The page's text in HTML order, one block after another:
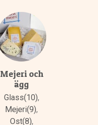
Mejeri och
ägg
Glass(10),
Mejeri(9),
Ost(8),